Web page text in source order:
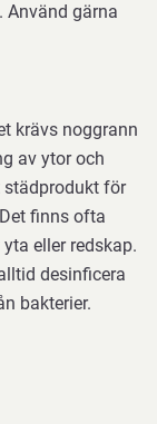
Använd gärna
krävs noggrann
av ytor och
för
finns ofta
eller redskap.
desinficera
bakterier.